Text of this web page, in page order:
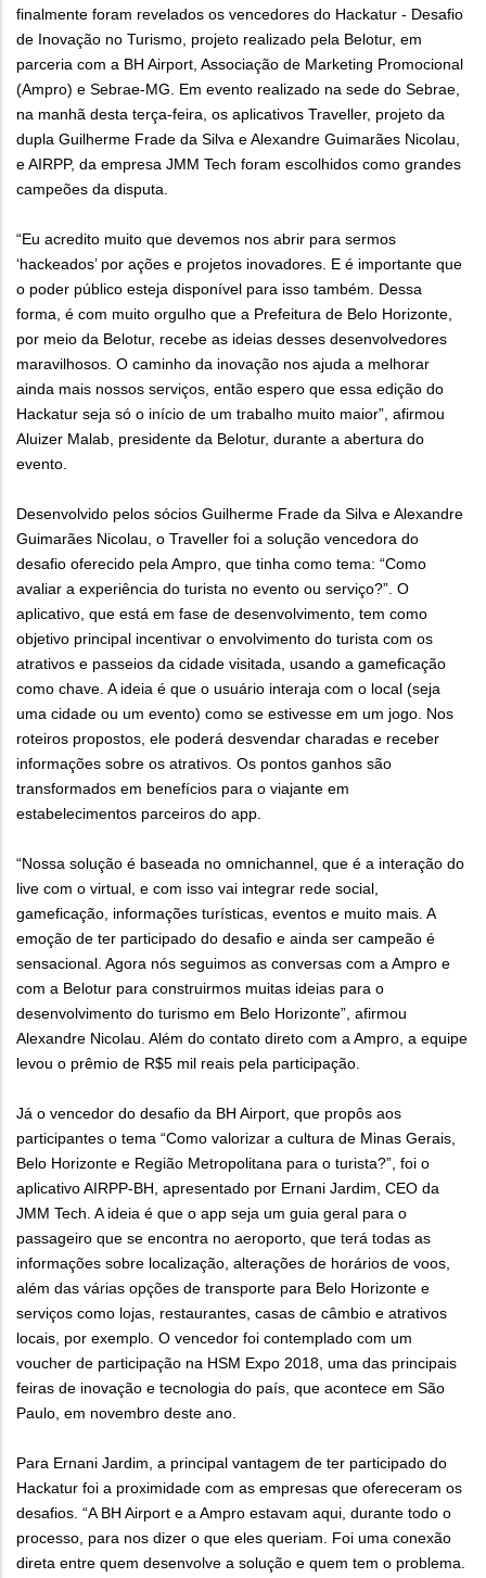
finalmente foram revelados os vencedores do Hackatur - Desafio
de Inovação no Turismo, projeto realizado pela Belotur, em
parceria com a BH Airport, Associação de Marketing Promocional
(Ampro) e Sebrae-MG. Em evento realizado na sede do Sebrae,
na manhã desta terça-feira, os aplicativos Traveller, projeto da
dupla Guilherme Frade da Silva e Alexandre Guimarães Nicolau,
e AIRPP, da empresa JMM Tech foram escolhidos como grandes
campeões da disputa.
“Eu acredito muito que devemos nos abrir para sermos
‘hackeados’ por ações e projetos inovadores. E é importante que
o poder público esteja disponível para isso também. Dessa
forma, é com muito orgulho que a Prefeitura de Belo Horizonte,
por meio da Belotur, recebe as ideias desses desenvolvedores
maravilhosos. O caminho da inovação nos ajuda a melhorar
ainda mais nossos serviços, então espero que essa edição do
Hackatur seja só o início de um trabalho muito maior”, afirmou
Aluizer Malab, presidente da Belotur, durante a abertura do
evento.
Desenvolvido pelos sócios Guilherme Frade da Silva e Alexandre
Guimarães Nicolau, o Traveller foi a solução vencedora do
desafio oferecido pela Ampro, que tinha como tema: “Como
avaliar a experiência do turista no evento ou serviço?”. O
aplicativo, que está em fase de desenvolvimento, tem como
objetivo principal incentivar o envolvimento do turista com os
atrativos e passeios da cidade visitada, usando a gameficação
como chave. A ideia é que o usuário interaja com o local (seja
uma cidade ou um evento) como se estivesse em um jogo. Nos
roteiros propostos, ele poderá desvendar charadas e receber
informações sobre os atrativos. Os pontos ganhos são
transformados em benefícios para o viajante em
estabelecimentos parceiros do app.
“Nossa solução é baseada no omnichannel, que é a interação do
live com o virtual, e com isso vai integrar rede social,
gameficação, informações turísticas, eventos e muito mais. A
emoção de ter participado do desafio e ainda ser campeão é
sensacional. Agora nós seguimos as conversas com a Ampro e
com a Belotur para construirmos muitas ideias para o
desenvolvimento do turismo em Belo Horizonte”, afirmou
Alexandre Nicolau. Além do contato direto com a Ampro, a equipe
levou o prêmio de R$5 mil reais pela participação.
Já o vencedor do desafio da BH Airport, que propôs aos
participantes o tema “Como valorizar a cultura de Minas Gerais,
Belo Horizonte e Região Metropolitana para o turista?”, foi o
aplicativo AIRPP-BH, apresentado por Ernani Jardim, CEO da
JMM Tech. A ideia é que o app seja um guia geral para o
passageiro que se encontra no aeroporto, que terá todas as
informações sobre localização, alterações de horários de voos,
além das várias opções de transporte para Belo Horizonte e
serviços como lojas, restaurantes, casas de câmbio e atrativos
locais, por exemplo. O vencedor foi contemplado com um
voucher de participação na HSM Expo 2018, uma das principais
feiras de inovação e tecnologia do país, que acontece em São
Paulo, em novembro deste ano.
Para Ernani Jardim, a principal vantagem de ter participado do
Hackatur foi a proximidade com as empresas que ofereceram os
desafios. “A BH Airport e a Ampro estavam aqui, durante todo o
processo, para nos dizer o que eles queriam. Foi uma conexão
direta entre quem desenvolve a solução e quem tem o problema.